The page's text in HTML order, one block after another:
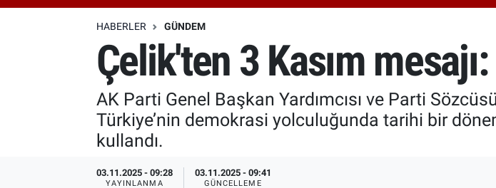
HABERLER GÜNDEM
Çelik'ten 3 Kasım
AK Parti Genel Başkan Yardımcısı ve Parti
Türkiye’nin demokrasi yolculuğunda tarihi bir
kullandı.
03.11.2025 - 09:28
YAYINLANMA
03.11.2025 - 09:41
GÜNCELLEME
Özel Haberler
Özel Haberler
Erişim Bilgileri
Haber Arşivi